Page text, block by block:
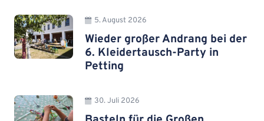
5. August 2026
Wieder großer Andrang bei der
6. Kleidertausch-Party in
Petting
30. Juli 2026